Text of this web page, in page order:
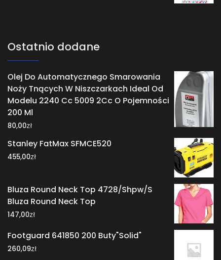
Ostatnio dodane
Olej Do Automatycznego Smarowania
Noży Tnących W Niszczarkach Ideal Od
Modelu 2240 Cc 5009 2Cc O Pojemności
200 Ml
80,00zł
Stanley FatMax SFMCE520
455,00zł
Bluza Round Neck Top 4728/Shpw/S
Bluza Round Neck Top
147,00zł
Footguard 641850 200 Buty"Solid"
260,09zł